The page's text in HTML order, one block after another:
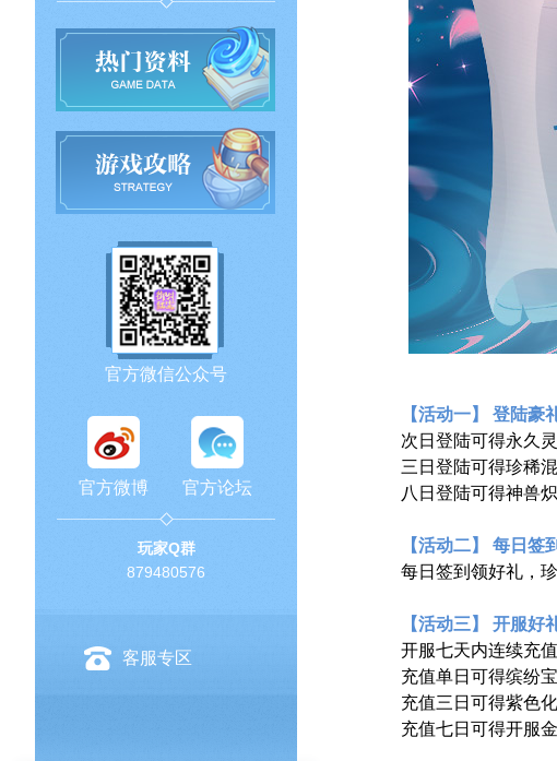
官方微信公众号
官方微博 官方论坛
玩家Q群
879480576
客服专区
【活动一】 登陆豪
次日登陆可得永久灵
三日登陆可得珍稀混
八日登陆可得神兽炽
【活动二】 每日签
每日签到领好礼，
【活动三】 开服好
开服七天内连续充
充值单日可得缤纷宝
充值三日可得紫色化
充值七日可得开服